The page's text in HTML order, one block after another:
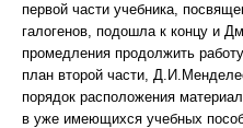
первой части учебника,
галогенов, подошла к концу и
промедления продолжить
план второй части,
порядок расположения
в уже имеющихся учебных